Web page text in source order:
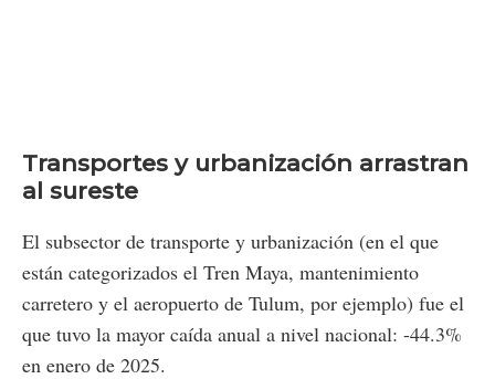
Transportes y urbanización arrastran
al sureste
El subsector de transporte y urbanización (en el que
están categorizados el Tren Maya, mantenimiento
carretero y el aeropuerto de Tulum, por ejemplo) fue el
que tuvo la mayor caída anual a nivel nacional: -44.3%
en enero de 2025.